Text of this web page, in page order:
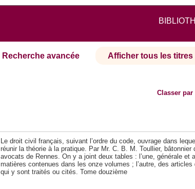
Recherche avancée Afficher tous les titres
Classer par
Le droit civil français, suivant l’ordre du code, ouvrage dans
réunir la théorie à la pratique. Par Mr. C. B. M. Toullier, bâtonnier
avocats de Rennes. On y a joint deux tables : l’une, générale et
matières contenues dans les onze volumes ; l’autre, des articles
qui y sont traités ou cités. Tome douzième